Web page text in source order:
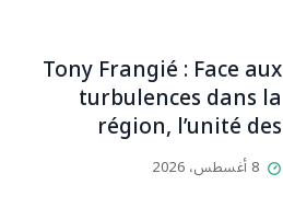
إقفاله لكنه لم يستطع لأنه
بيت رسالة وتاريخ وإيمان وقيم
مستمرة (صور وVideo)
Tony Frangié : Face aux
turbulences dans la
région, l’unité des
Libanais est primordiale
L’OLJ / Par Scarlett
8 أغسطس، 2026